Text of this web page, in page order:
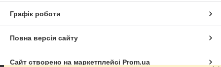
Графік роботи
Повна версія сайту
Сайт створено на маркетплейсі Prom.ua